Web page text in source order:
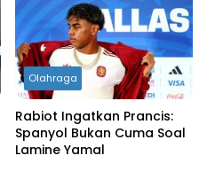
Olahraga
Rabiot Ingatkan Prancis:
Spanyol Bukan Cuma Soal
Lamine Yamal